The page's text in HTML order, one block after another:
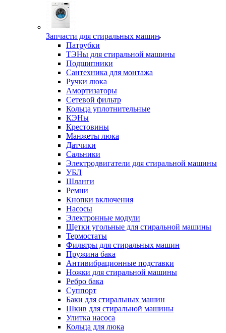
Запчасти для стиральных машин
Патрубки
ТЭНы для стиральной машины
Подшипники
Сантехника для монтажа
Ручки люка
Амортизаторы
Сетевой фильтр
Кольца уплотнительные
КЭНы
Крестовины
Манжеты люка
Датчики
Сальники
Электродвигатели для стиральной машины
УБЛ
Шланги
Ремни
Кнопки включения
Насосы
Электронные модули
Щетки угольные для стиральной машины
Термостаты
Фильтры для стиральных машин
Пружина бака
Антивибрационные подставки
Ножки для стиральной машины
Ребро бака
Суппорт
Баки для стиральных машин
Шкив для стиральной машины
Улитка насоса
Кольца для люка